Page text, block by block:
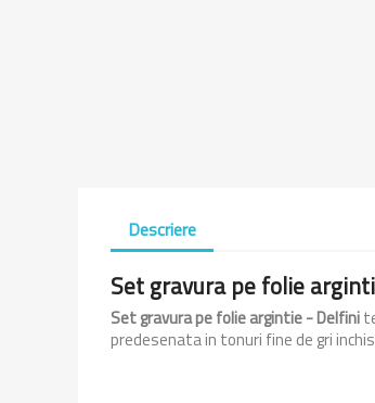
Descriere
Set gravura pe folie
Set gravura pe folie argintie - Delfini
predesenata in tonuri fine de gri